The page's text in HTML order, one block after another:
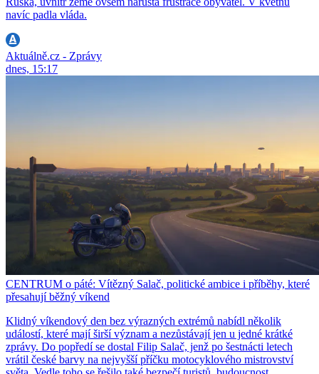
navíc padla vláda.
Aktuálně.cz - Zprávy
dnes, 15:17
CENTRUM o páté: Vítězný Salač, politické ambice i příběhy, které
přesahují běžný víkend
Klidný víkendový den bez výrazných extrémů nabídl několik
událostí, které mají širší význam a nezůstávají jen u jedné krátké
zprávy. Do popředí se dostal Filip Salač, jenž po šestnácti letech
vrátil české barvy na nejvyšší příčku motocyklového mistrovství